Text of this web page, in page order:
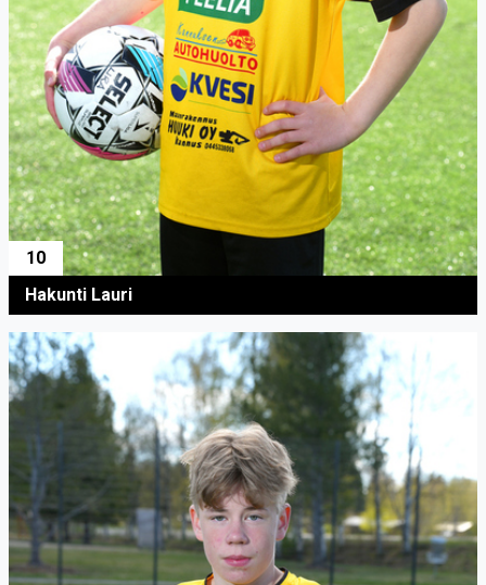
10
Hakunti Lauri